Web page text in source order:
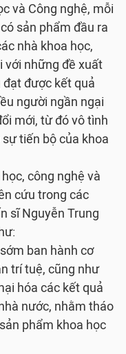
và Công nghệ, mỗi
sản phẩm đầu ra
nhà khoa học,
với những đề xuất
được kết quả
người ngần ngại
mới, từ đó vô tình
tiến bộ của khoa
công nghệ và
cứu trong các
sĩ Nguyễn Trung
ban hành cơ
trí tuệ, cũng như
hóa các kết quả
nước, nhằm tháo
phẩm khoa học